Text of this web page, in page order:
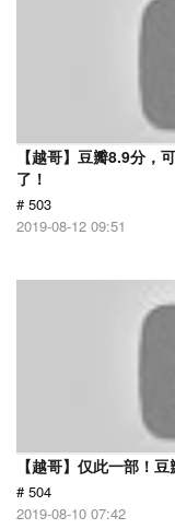
【越哥】豆瓣8.9分，
了！
# 503
2019-08-12 09:51
【越哥】仅此一部！
# 504
2019-08-10 07:42